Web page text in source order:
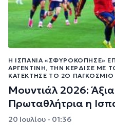
Η ΙΣΠΑΝΊΑ «ΣΦΥΡΟΚΌΠΗΣΕ»
ΑΡΓΕΝΤΙΝΉ, ΤΗΝ ΚΈΡΔΙΣΕ ΜΕ
ΚΑΤΈΚΤΗΣΕ ΤΟ 2Ο
Μουντιάλ 2026:
Πρωταθλήτρια η
20 Ιουλίου - 01:36